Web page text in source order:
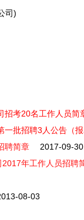
司)
考20名工作人员简
批招聘3人公告（报
聘简章
2017-09-30
2017年工作人员招
08-03